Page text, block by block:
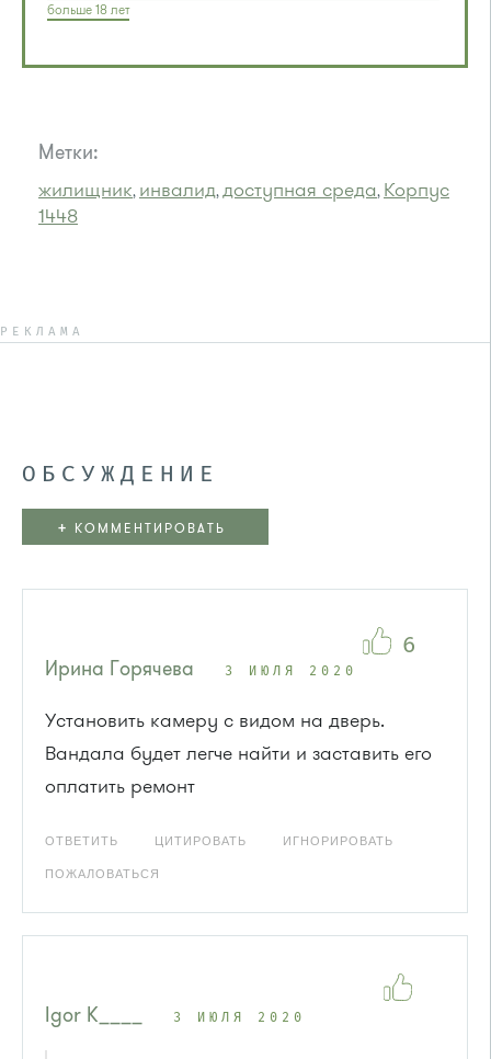
больше 18 лет
Метки:
жилищник, инвалид,доступная среда, Корпус
1448
РЕКЛАМА
ОБСУЖДЕНИЕ
+ КОММЕНТИРОВАТЬ
Ирина Горячева 3 ИЮЛЯ 2020
Установить камеру с видом на дверь.
Вандала будет легче найти и заставить его
оплатить ремонт
ОТВЕТИТЬ ЦИТИРОВАТЬ ИГНОРИРОВАТЬ
ПОЖАЛОВАТЬСЯ
6
Igor K____ 3 ИЮЛЯ 2020